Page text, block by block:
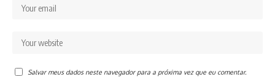
Salvar meus dados neste navegador para a próxima vez que eu comentar.